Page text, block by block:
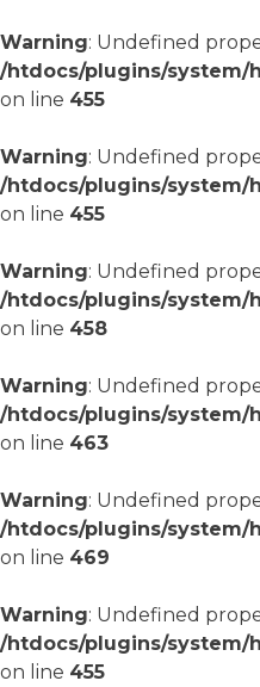
Warning: Undefined
/htdocs/plugins/system/
on line 455
Warning: Undefined
/htdocs/plugins/system/
on line 455
Warning: Undefined
/htdocs/plugins/system/
on line 458
Warning: Undefined
/htdocs/plugins/system/
on line 463
Warning: Undefined
/htdocs/plugins/system/
on line 469
Warning: Undefined
/htdocs/plugins/system/
on line 455